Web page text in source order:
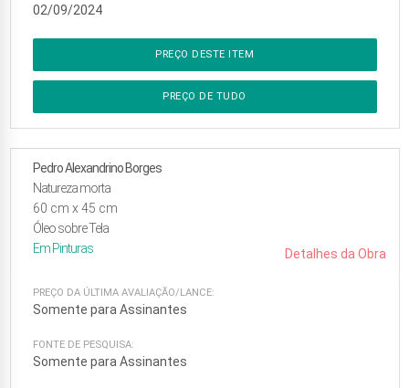
02/09/2024
PREÇO DESTE ITEM
PREÇO DE TUDO
Pedro Alexandrino Borges
Natureza morta
60 cm x45 cm
Óleo sobre Tela
Em Pinturas Detalhes da Obra
PREÇO DA ÚLTIMA AVALIAÇÃO/LANCE:
Somente para Assinantes
FONTE DE PESQUISA:
Somente para Assinantes